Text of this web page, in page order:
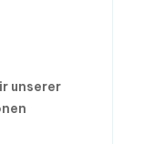
unserer